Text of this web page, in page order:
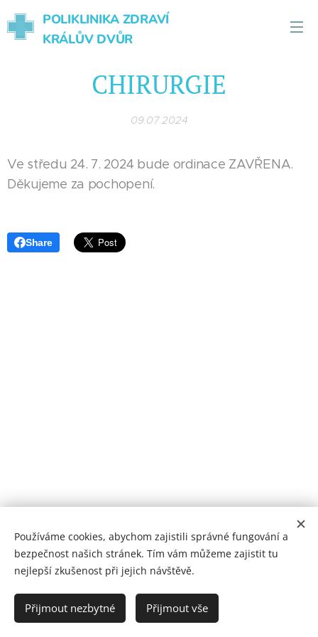
POLIKLINIKA ZDRAVÍ
KRÁLŮV DVŮR
CHIRURGIE
09.07.2024
Ve středu 24. 7. 2024 bude ordinace ZAVŘENA.
Děkujeme za pochopení.
Share
Poliklinika Králův Dvůr | Jsme tu pro vaše zdraví
BH MED s.r.o. ® 2025
Cookies
Používáme cookies, abychom zajistili správné fungování a
bezpečnost našich stránek. Tím vám můžeme zajistit tu
nejlepší zkušenost při jejich návštěvě.
Přijmout nezbytné Přijmout vše